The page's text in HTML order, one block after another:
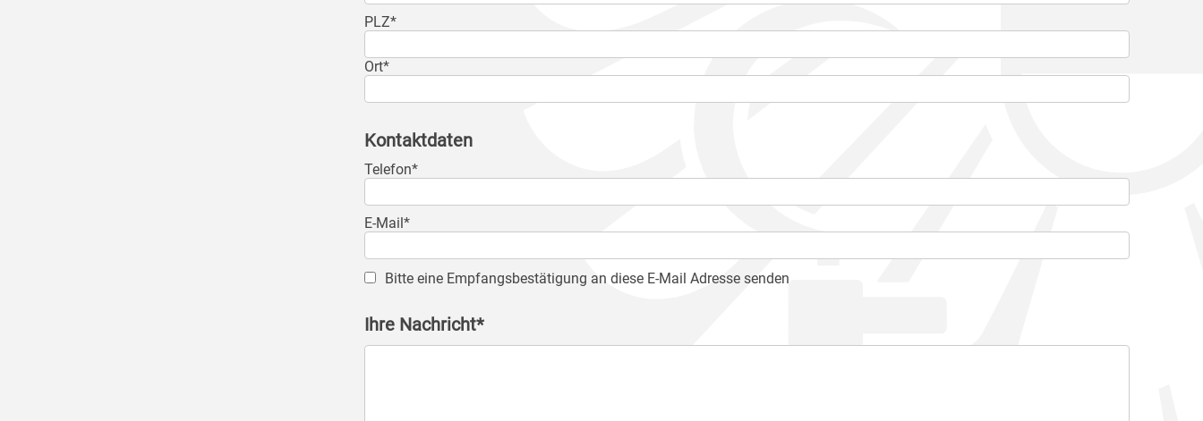
PLZ*
Ort*
Kontaktdaten
Telefon*
E-Mail*
Bitte eine Empfangsbestätigung an diese E-Mail Adresse senden
Ihre Nachricht*